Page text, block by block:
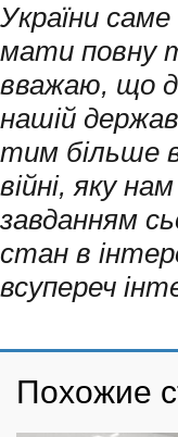
України
мати повну
вважаю, що
нашій
тим більше
війні, яку
завданням
стан в
всупереч
Похожие